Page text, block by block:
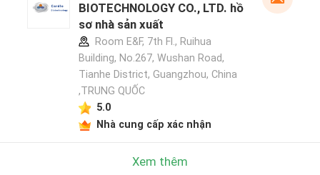
BIOTECHNOLOGY CO., LTD. hồ
sơ nhà sản xuất
Room E&F, 7th Fl., Ruihua
Building, No.267, Wushan Road,
Tianhe District, Guangzhou, China
,TRUNG QUỐC
5.0
Nhà cung cấp xác nhận
Xem thêm